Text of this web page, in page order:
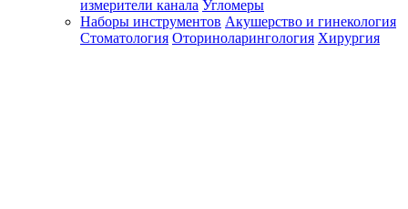
измерители канала Угломеры
Наборы инструментов Акушерство и гинекология
Стоматология Оториноларингология Хирургия